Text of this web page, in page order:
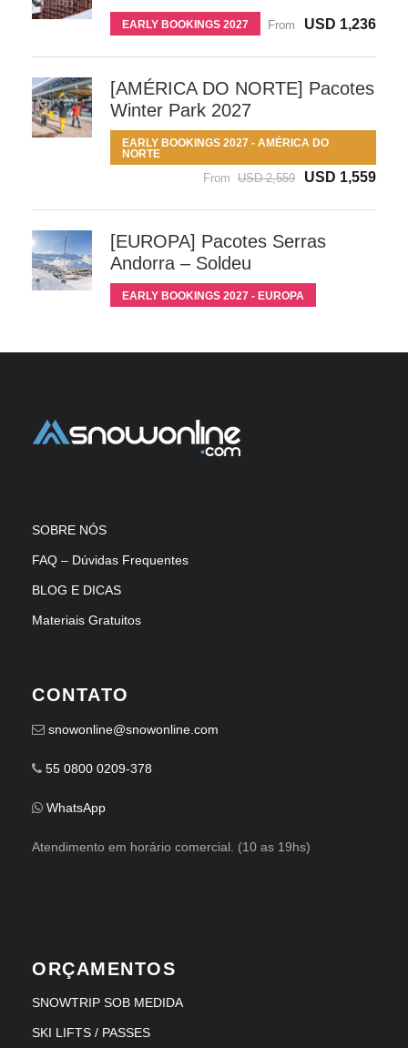
EARLY BOOKINGS 2027 From USD 1,236
[AMÉRICA DO NORTE] Pacotes
Winter Park 2027
EARLY BOOKINGS 2027 - AMÉRICA DO
NORTE
From USD 2,559 USD 1,559
[EUROPA] Pacotes Serras
Andorra – Soldeu
EARLY BOOKINGS 2027 - EUROPA
SOBRE NÓS
FAQ – Dúvidas Frequentes
BLOG E DICAS
Materiais Gratuitos
CONTATO
snowonline@snowonline.com
55 0800 0209-378
WhatsApp
Atendimento em horário comercial. (10 as 19hs)
ORÇAMENTOS
SNOWTRIP SOB MEDIDA
SKI LIFTS / PASSES